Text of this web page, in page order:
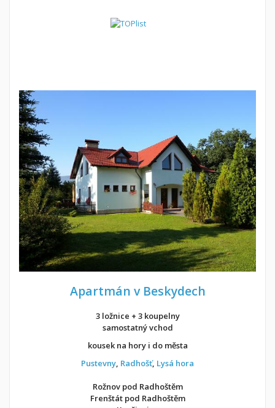
Apartmán v Beskydech
3 ložnice + 3 koupelny
samostatný vchod
kousek na hory i do města
Pustevny, Radhošť, Lysá hora
Rožnov pod Radhoštěm
Frenštát pod Radhoštěm